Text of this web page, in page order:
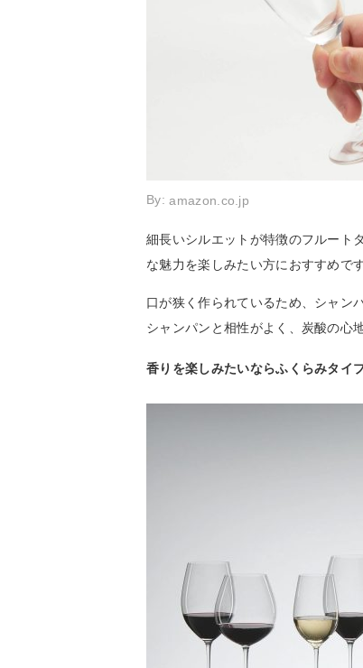
By:amazon.co.jp
細長いシルエットが特徴のフルート
な魅力を楽しみたい方におすすめです
口が狭く作られているため、シャン
シャンパンと相性がよく、炭酸の心
香りを楽しみたいならふくらみタイ